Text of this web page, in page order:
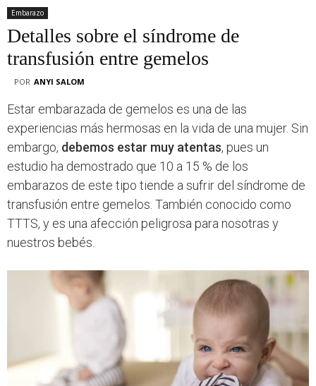
Embarazo
Detalles sobre el síndrome de
transfusión entre gemelos
POR ANYI SALOM
Estar embarazada de gemelos es una de las
experiencias más hermosas en la vida de una mujer. Sin
embargo, debemos estar muy atentas, pues un
estudio ha demostrado que 10 a 15 % de los
embarazos de este tipo tiende a sufrir del síndrome de
transfusión entre gemelos. También conocido como
TTTS, y es una afección peligrosa para nosotras y
nuestros bebés.